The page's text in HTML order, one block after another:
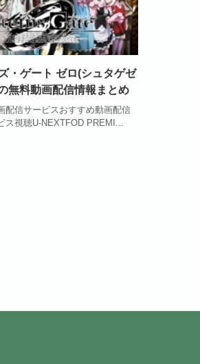
・ゲート ゼロ(シュタゲゼ
無料動画配信情報まとめ
配信サービスおすすめ動画配信
ス視聴U-NEXTFOD PREMI...